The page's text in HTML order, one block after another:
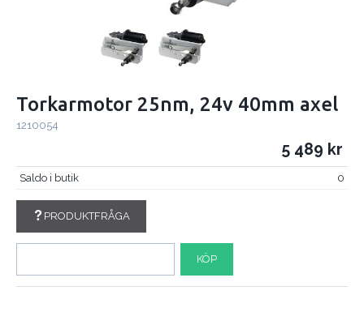
Torkarmotor 25nm, 24v 40mm axel
1210054
5 489
Saldo i butik 0
PRODUKTFRÅGA
KÖP